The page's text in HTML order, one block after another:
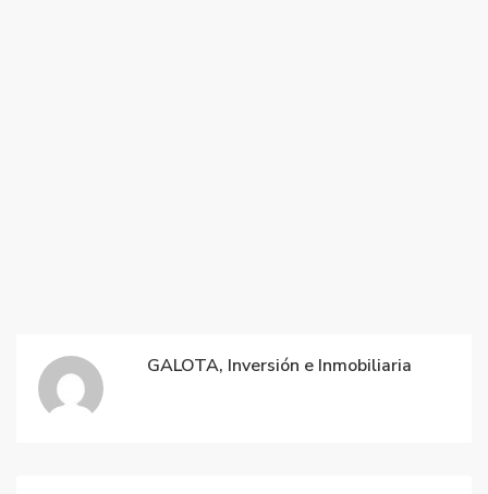
GALOTA, Inversión e Inmobiliaria